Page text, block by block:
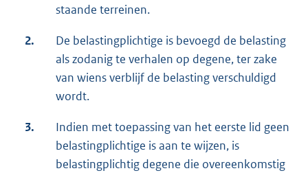
staande terreinen.
2.
De belastingplichtige is bevoegd de belasting
als zodanig te verhalen op degene, ter zake
van wiens verblijf de belasting verschuldigd
wordt.
3.
Indien met toepassing van het eerste lid geen
belastingplichtige is aan te wijzen, is
belastingplichtig degene die overeenkomstig